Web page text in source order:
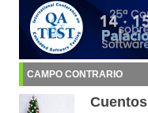
CAMPO CONTRARIO